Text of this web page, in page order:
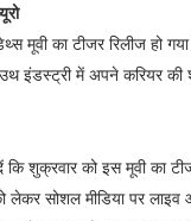
मूवी का टीजर रिलीज हो
इंडस्ट्री में अपने करियर
कि शुक्रवार को इस मूवी का
लेकर सोशल मीडिया पर